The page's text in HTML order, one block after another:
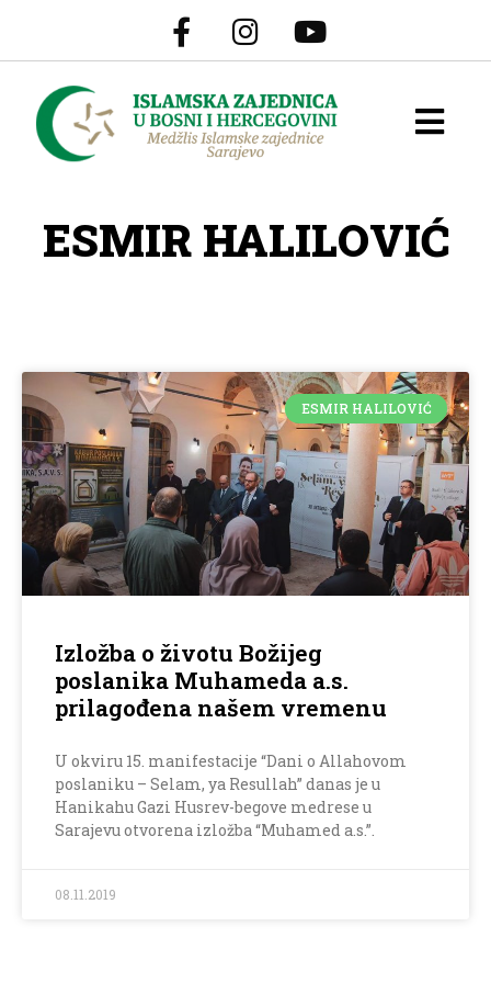
ESMIR HALILOVIĆ
ESMIR HALILOVIĆ
Izložba o životu Božijeg
poslanika Muhameda a.s.
prilagođena našem vremenu
U okviru 15. manifestacije “Dani o Allahovom
poslaniku – Selam, ya Resullah” danas je u
Hanikahu Gazi Husrev-begove medrese u
Sarajevu otvorena izložba “Muhamed a.s.”.
08.11.2019